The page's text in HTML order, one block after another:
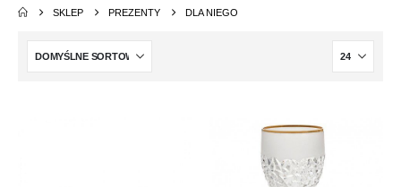
SKLEP PREZENTY DLA NIEGO